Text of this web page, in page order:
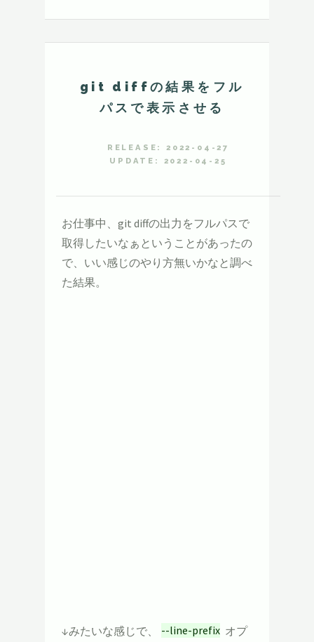
git diffの結果をフル
パスで表示させる
RELEASE: 2022-04-27
UPDATE: 2022-04-25
お仕事中、git diffの出力をフルパスで
取得したいなぁということがあったの
で、いい感じのやり方無いかなと調べ
た結果。
↓みたいな感じで、 --line-prefix オプ